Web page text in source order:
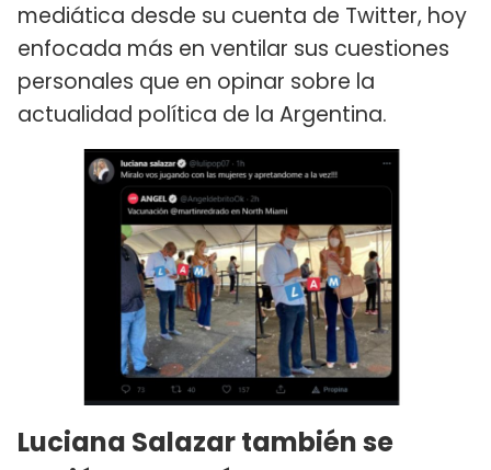
mediática desde su cuenta de Twitter, hoy
enfocada más en ventilar sus cuestiones
personales que en opinar sobre la
actualidad política de la Argentina.
Luciana Salazar también se